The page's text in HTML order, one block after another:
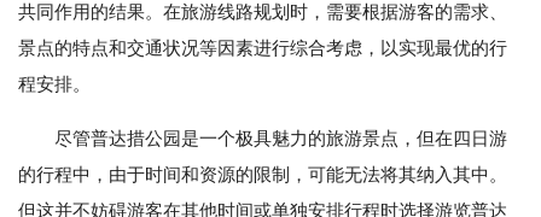
共同作用的结果。在旅游线路规划时，需要根据游客的需求、
景点的特点和交通状况等因素进行综合考虑，以实现最优的行
程安排。
尽管普达措公园是一个极具魅力的旅游景点，但在四日游
的行程中，由于时间和资源的限制，可能无法将其纳入其中。
但这并不妨碍游客在其他时间或单独安排行程时选择游览普达